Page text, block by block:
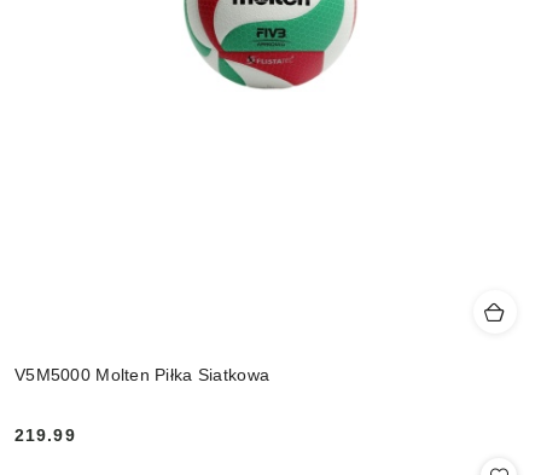
V5M5000 Molten Piłka Siatkowa
Cena:
219.99